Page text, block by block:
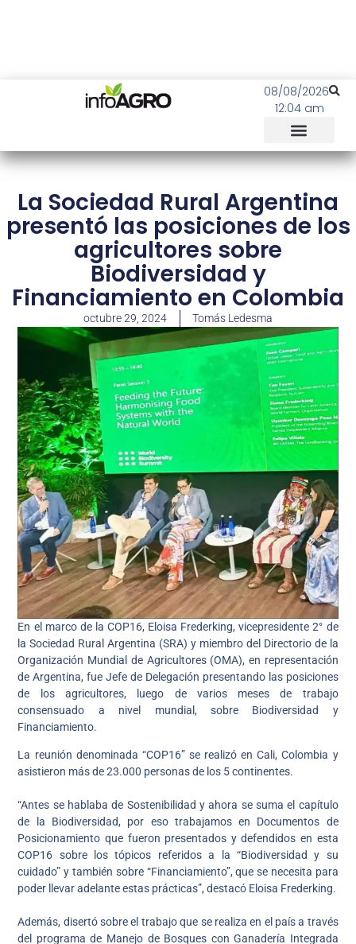
08/08/2026
12:04 am
La Sociedad Rural Argentina
presentó las posiciones de los
agricultores sobre
Biodiversidad y
Financiamiento en Colombia
octubre 29, 2024 Tomás Ledesma
En el marco de la COP16, Eloisa Frederking, vicepresidente 2° de
la Sociedad Rural Argentina (SRA) y miembro del Directorio de la
Organización Mundial de Agricultores (OMA), en representación
de Argentina, fue Jefe de Delegación presentando las posiciones
de los agricultores, luego de varios meses de trabajo
consensuado a nivel mundial, sobre Biodiversidad y
Financiamiento.
La reunión denominada “COP16” se realizó en Cali, Colombia y
asistieron más de 23.000 personas de los 5 continentes.
“Antes se hablaba de Sostenibilidad y ahora se suma el capítulo
de la Biodiversidad, por eso trabajamos en Documentos de
Posicionamiento que fueron presentados y defendidos en esta
COP16 sobre los tópicos referidos a la “Biodiversidad y su
cuidado” y también sobre “Financiamiento”, que se necesita para
poder llevar adelante estas prácticas”, destacó Eloisa Frederking.
Además, disertó sobre el trabajo que se realiza en el país a través
del programa de Manejo de Bosques con Ganadería Integrada